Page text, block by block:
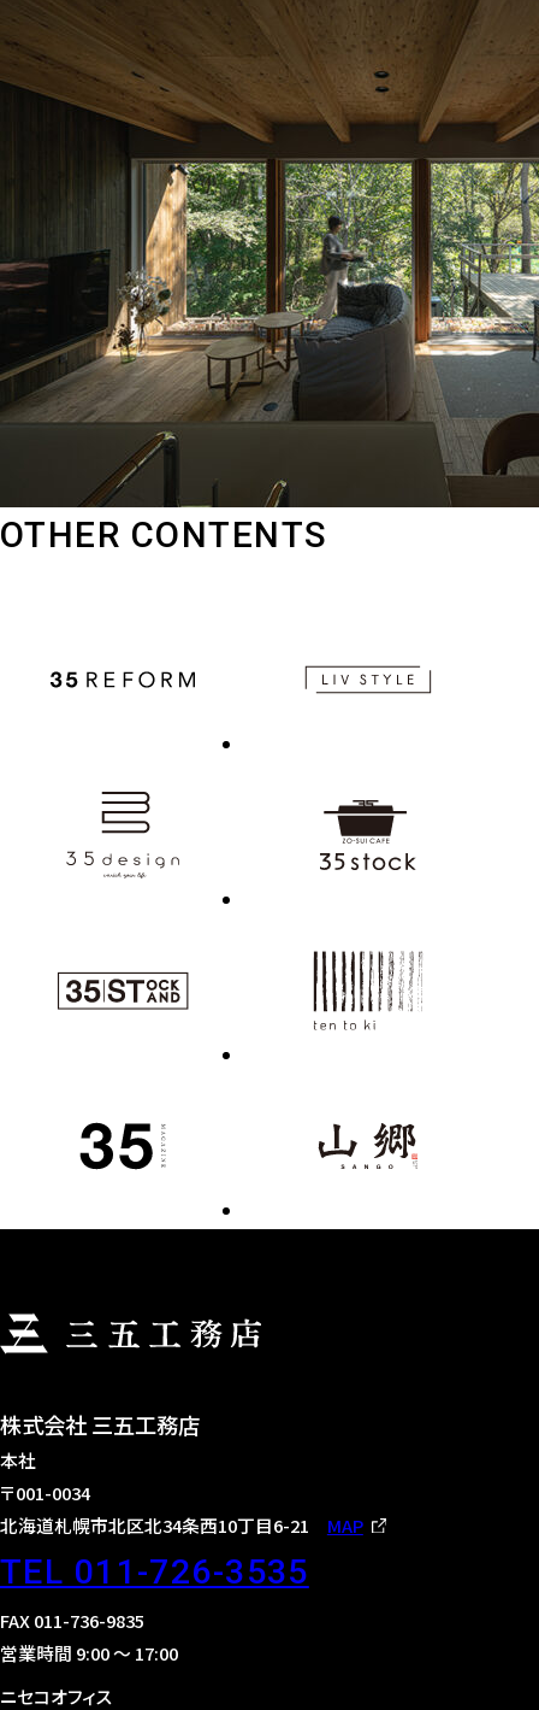
OTHER CONTENTS
株式会社 三五工務店
本社
〒001-0034
北海道札幌市北区北34条西10丁目6-21
MAP
TEL 011-726-3535
FAX 011-736-9835
営業時間 9:00 〜 17:00
ニセコオフィス